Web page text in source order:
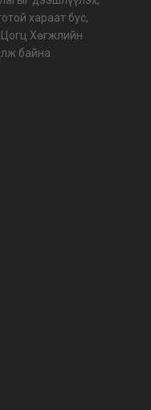
хараат бус,
Хөгжлийн
байна.